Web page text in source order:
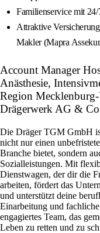
Familienservice mit
Attraktive
Makler (Mapra
Account Manager
Anästhesie,
Region
Drägerwerk AG &
Die Dräger TGM GmbH
nicht nur einen
Branche bietet, sondern
Sozialleistungen. Mit
Dienstwagen, der dir die
arbeiten, fördert das
und unterstützt deine
Einarbeitung und
engagiertes Team, das
Leben zu retten und zu